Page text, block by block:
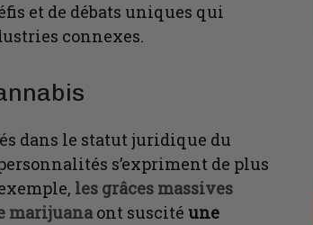
et de débats uniques qui
connexes.
dans le statut juridique du
s’expriment de plus
les grâces massives
marijuana ont suscité une